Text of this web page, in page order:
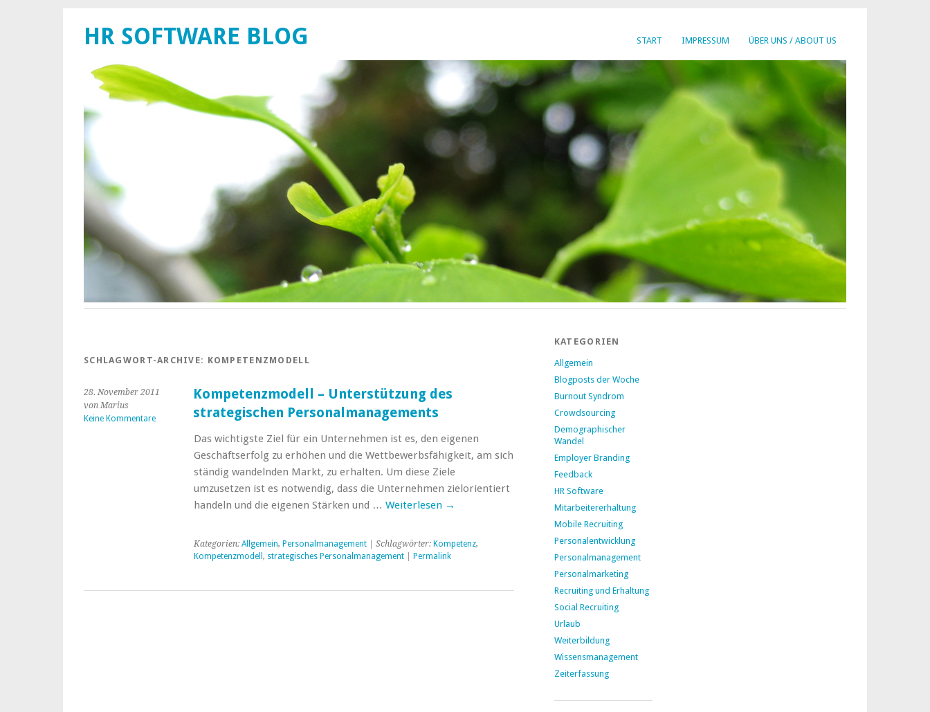
START IMPRESSUM ÜBER UNS / ABOUT US
HR SOFTWARE BLOG
SCHLAGWORT-ARCHIVE: KOMPETENZMODELL
28. November 2011
von Marius
Keine Kommentare
Kompetenzmodell – Unterstützung des
strategischen Personalmanagements
Das wichtigste Ziel für ein Unternehmen ist es, den eigenen
Geschäftserfolg zu erhöhen und die Wettbewerbsfähigkeit, am sich
ständig wandelnden Markt, zu erhalten. Um diese Ziele
umzusetzen ist es notwendig, dass die Unternehmen zielorientiert
handeln und die eigenen Stärken und … Weiterlesen →
Kategorien: Allgemein, Personalmanagement| Schlagwörter: Kompetenz,
Kompetenzmodell , strategisches Personalmanagement| Permalink
KATEGORIEN
Allgemein
Blogposts der Woche
Burnout Syndrom
Crowdsourcing
Demographischer
Wandel
Employer Branding
Feedback
HR Software
Mitarbeitererhaltung
Mobile Recruiting
Personalentwicklung
Personalmanagement
Personalmarketing
Recruiting und Erhaltung
Social Recruiting
Urlaub
Weiterbildung
Wissensmanagement
Zeiterfassung